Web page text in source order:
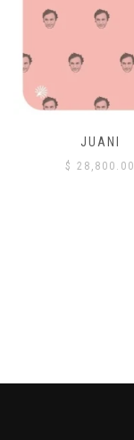
JUANI
$ 28,800.00